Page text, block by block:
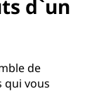
d`un
de
qui vous